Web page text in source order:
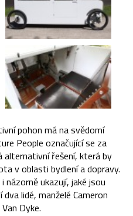
pohon má na svědomí
People označující se za
alternativní řešení, která by
v oblasti bydlení a dopravy.
názorně ukazují, jaké jsou
lidé, manželé Cameron
Dyke.